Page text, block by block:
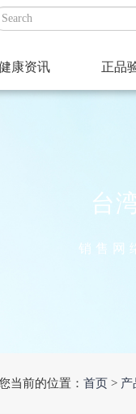
康资讯 正品
台
销售网
当前的位置： 首页 > 产